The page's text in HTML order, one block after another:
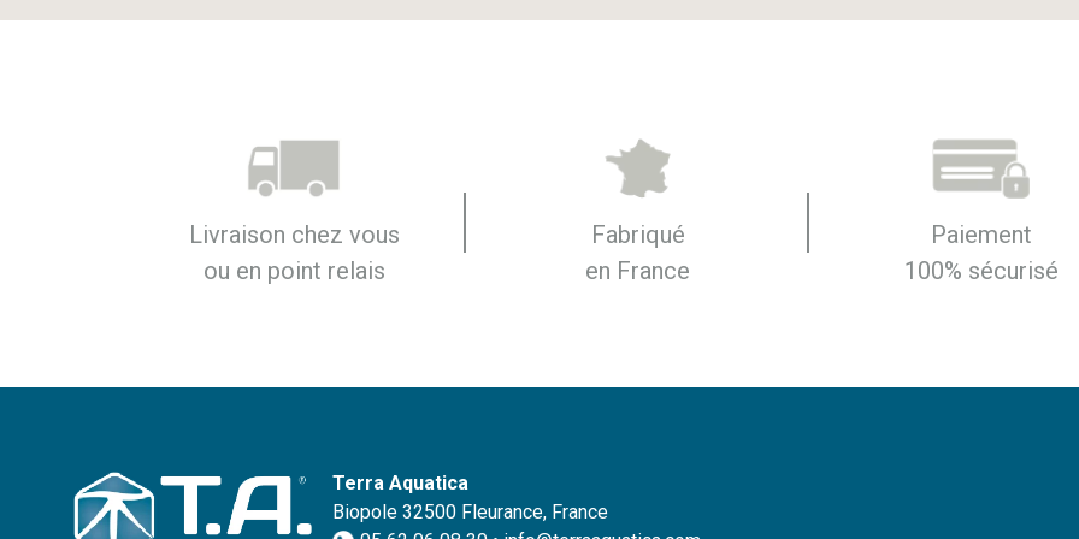
Livraison chez vous
ou en point relais
Fabriqué
en France
Paiement
100% sécurisé
Terra Aquatica
Biopole 32500 Fleurance, France